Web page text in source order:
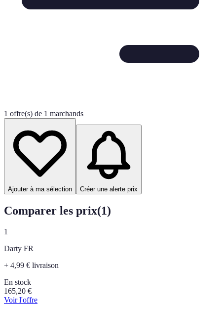
1 offre(s) de 1 marchands
Ajouter à ma sélection Créer une alerte prix
Comparer les prix(1)
1
Darty FR
+ 4,99 € livraison
En stock
165,20 €
Voir l'offre